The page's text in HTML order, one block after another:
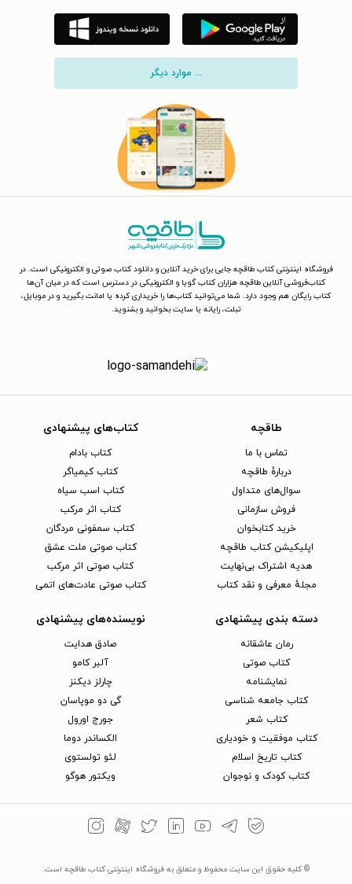
... موارد دیگر
فروشگاه اینترنتی کتاب طاقچه جایی برای خرید آنلاین و دانلود کتاب صوتی و الکترونیکی است. در
کتاب‌فروشی آنلاین طاقچه هزاران کتاب گویا و الکترونیکی در دسترس است که در میان آن‌ها
کتاب رایگان هم وجود دارد. شما می‌توانید کتاب‌ها را خریداری کرده یا امانت بگیرید و در موبایل،
تبلت، رایانه یا سایت بخوانید و بشنوید.
طاقچه
تماس با ما
دربارهٔ طاقچه
سوال‌های متداول
فروش سازمانی
خرید کتابخوان
اپلیکیشن کتاب طاقچه
هدیه اشتراک بی‌نهایت
مجلهٔ معرفی و نقد کتاب
کتاب‌های پیشنهادی
کتاب بادام
کتاب کیمیاگر
کتاب اسب سیاه
کتاب اثر مرکب
کتاب سمفونی مردگان
کتاب صوتی ملت عشق
کتاب صوتی اثر مرکب
کتاب صوتی عادت‌های اتمی
دسته بندی پیشنهادی
رمان عاشقانه
کتاب‌ صوتی
نمایشنامه
کتاب جامعه شناسی
کتاب شعر
کتاب موفقیت و خودیاری
کتاب تاریخ اسلام
کتاب کودک و نوجوان
نویسنده‌های پیشنهادی
صادق هدایت
آلبر کامو
چارلز دیکنز
گی دو موپاسان
جورج اورول
الکساندر دوما
لئو تولستوی
ویکتور هوگو
© کلیه حقوق این سایت محفوظ و متعلق به فروشگاه اینترنتی کتاب طاقچه است.